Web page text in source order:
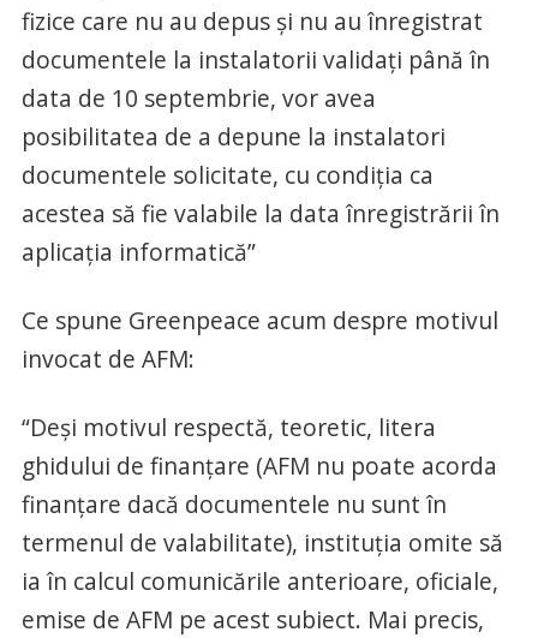
fizice care nu au depus și nu au înregistrat
documentele la instalatorii validați până în
data de 10 septembrie, vor avea
posibilitatea de a depune la instalatori
documentele solicitate, cu condiția ca
acestea să fie valabile la data înregistrării în
aplicația informatică”
Ce spune Greenpeace acum despre motivul
invocat de AFM:
“Deși motivul respectă, teoretic, litera
ghidului de finanțare (AFM nu poate acorda
finanțare dacă documentele nu sunt în
termenul de valabilitate), instituția omite să
ia în calcul comunicările anterioare, oficiale,
emise de AFM pe acest subiect. Mai precis,